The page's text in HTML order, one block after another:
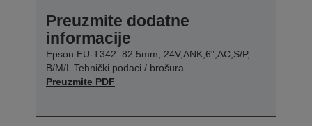
Preuzmite dodatne
informacije
Epson EU-T342: 82.5mm, 24V,ANK,6",AC,S/P,
B/M/L Tehnički podaci / brošura
Preuzmite PDF